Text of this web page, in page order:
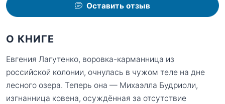
Оставить отзыв
О КНИГЕ
Евгения Лагутенко, воровка-карманница из
российской колонии, очнулась в чужом теле на дне
лесного озера. Теперь она — Михаэлла Будриоли,
изгнанница ковена, осуждённая за отсутствие